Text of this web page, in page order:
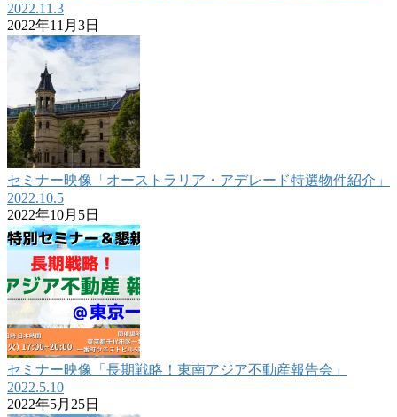
2022.11.3
2022年11月3日
セミナー映像「オーストラリア・アデレード特選物件紹介」
2022.10.5
2022年10月5日
セミナー映像「長期戦略！東南アジア不動産報告会」
2022.5.10
2022年5月25日